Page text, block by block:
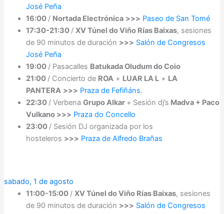
José Peña
16:00 / Nortada Electrónica >>> Paseo de San Tomé
17:30-21:30 / XV Túnel do Viño Rías Baixas, sesiones
de 90 minutos de duración >>> Salón de Congresos
José Peña
19:00 / Pasacalles Batukada Oludum do Coio
21:00 / Concierto de ROA+ LUAR LA L+ LA
PANTERA >>> Praza de Fefiñáns.
22:30 / Verbena Grupo Alkar + Sesión dj’s Madva + Paco
Vulkano >>> Praza do Concello
23:00 / Sesión DJ organizada por los
hosteleros >>> Praza de Alfredo Brañas
sabado, 1 de agosto
11:00-15:00 / XV Túnel do Viño Rías Baixas, sesiones
de 90 minutos de duración >>> Salón de Congresos